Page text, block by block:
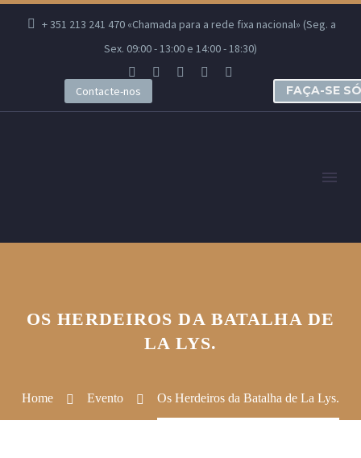
+ 351 213 241 470 «Chamada para a rede fixa nacional» (Seg. a
Sex. 09:00 - 13:00 e 14:00 - 18:30)
Contacte-nos FAÇA-SE
OS HERDEIROS DA BATALHA DE
LA LYS.
Home Evento Os Herdeiros da Batalha de La Lys.